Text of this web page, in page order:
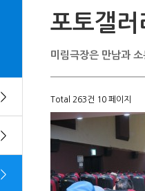
＞
＞
＞
포토갤러
미림극장은 만남과
Total 263건 10 페이지